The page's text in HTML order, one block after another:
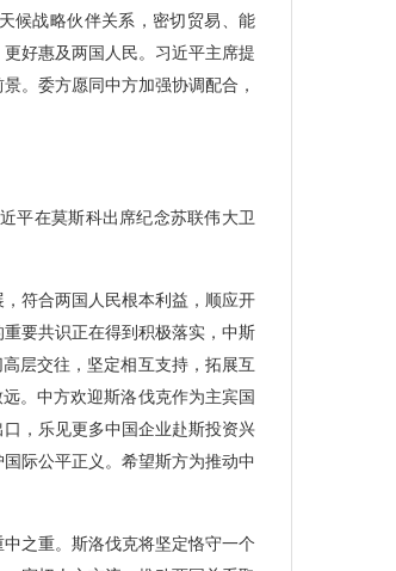
候战略伙伴关系，密切贸易、能
好惠及两国人民。习近平主席提
。委方愿同中方加强协调配合，
平在莫斯科出席纪念苏联伟大卫
符合两国人民根本利益，顺应开
要共识正在得到积极落实，中斯
层交往，坚定相互支持，拓展互
。中方欢迎斯洛伐克作为主宾国
，乐见更多中国企业赴斯投资兴
际公平正义。希望斯方为推动中
之重。斯洛伐克将坚定恪守一个